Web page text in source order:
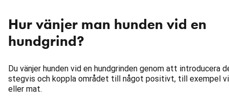
Hur vänjer man hunden vid en
hundgrind?
Du vänjer hunden vid en hundgrinden genom att introducera
stegvis och koppla området till något positivt, till exempel
eller mat.